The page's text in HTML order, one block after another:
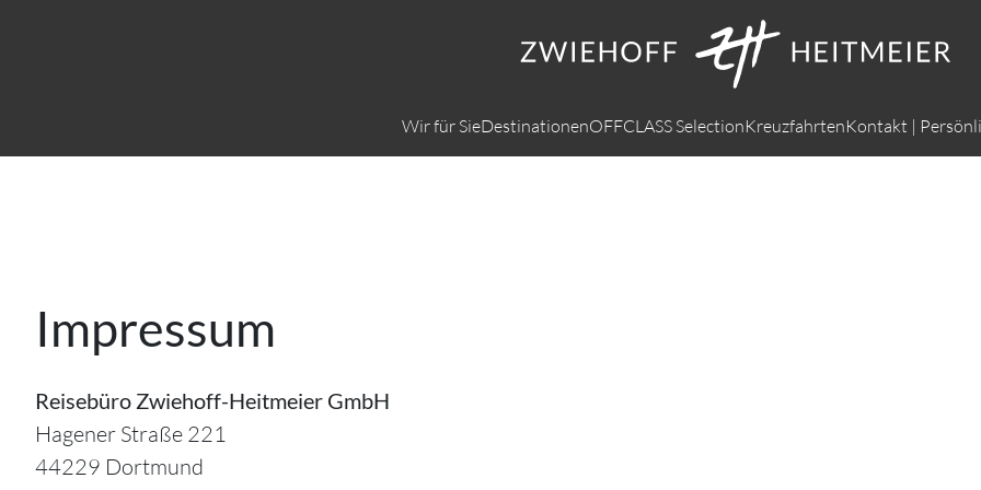
Wir für SieDestinationenOFFCLASS SelectionKreuzfahrtenKontakt |
Impressum
Reisebüro Zwiehoff-Heitmeier GmbH
Hagener Straße 221
44229 Dortmund